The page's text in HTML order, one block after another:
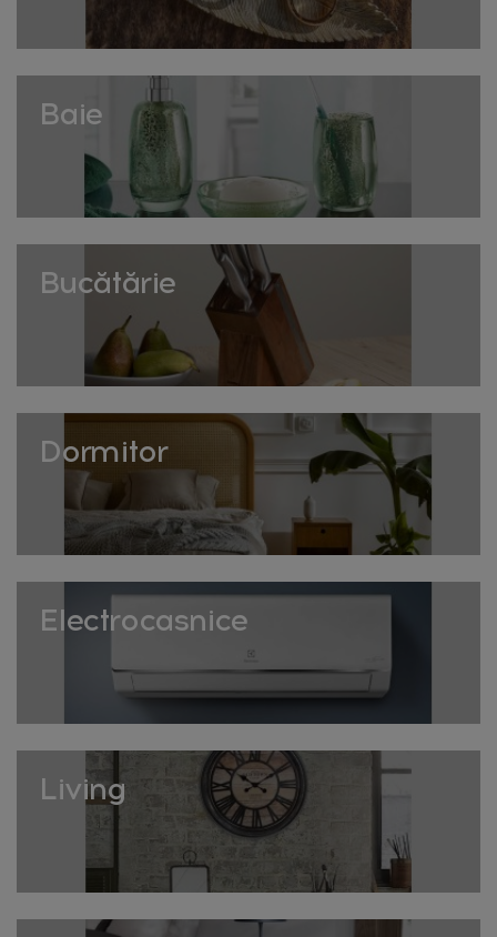
ambianță relaxantă, potrivită pentru living, dormitor sau
petreceri cu prieteni.
Ușor de instalat și de folosit
Design flexibil care permite aranjarea ghirlandei în
diverse configurații, pe perete, oglindă sau ca decor de
fereastră, fără unelte speciale.
Colecția include modele alimentate de la priză sau cu
baterii, oferind flexibilitate în amplasarea decorului
luminos oriunde în cameră.
Cum folosești ghirlandele de
lumini
Aranjează-le în jurul unei oglinzi, pe un perete gol sau ca
decor pentru un colț de citit, pentru o atmosferă intimă și
caldă, potrivită pentru seri relaxante acasă.
Livrare rapidă în toată România. Descoperă colecția
Siguranța ghirlandelor de
Verifică întotdeauna compatibilitatea cu tipul de
Depozitarea corectă, înfășurată pe un suport, previne
încurcarea firelor între sezoane.
Colecția HomeVibes de lanțuri cu lumini este aleasă
pentru siguranță și durabilitate în utilizare.
Utilizare pe tot parcursul anului
Baie
Bucătărie
Dormitor
Electrocasnice
Living